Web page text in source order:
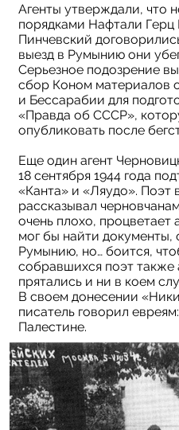
Агенты утверждали, что
порядками Нафтали Герц
Пинчевский
выезд в Румынию они
Серьезное подозрение
сбор Коном материалов
и Бессарабии для
«Правда об СССР»,
опубликовать после
Еще один агент
18 сентября 1944 года
«Канта» и «Ляудо». Поэт
рассказывал
очень плохо, процветает
мог бы найти
Румынию, но… боится,
собравшихся поэт также
прятались и ни в коем
В своем донесении
писатель говорил
Палестине.